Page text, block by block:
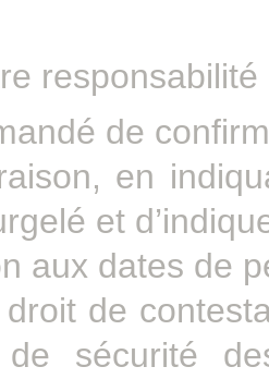
de
en
et
aux dates de
de
de sécurité